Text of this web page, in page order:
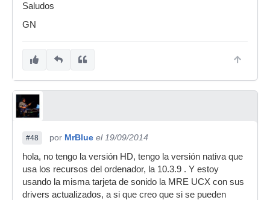
Saludos
GN
#48 por MrBlue el 19/09/2014
hola, no tengo la versión HD, tengo la versión nativa que
usa los recursos del ordenador, la 10.3.9 . Y estoy
usando la misma tarjeta de sonido la MRE UCX con sus
drivers actualizados, a si que creo que si se pueden